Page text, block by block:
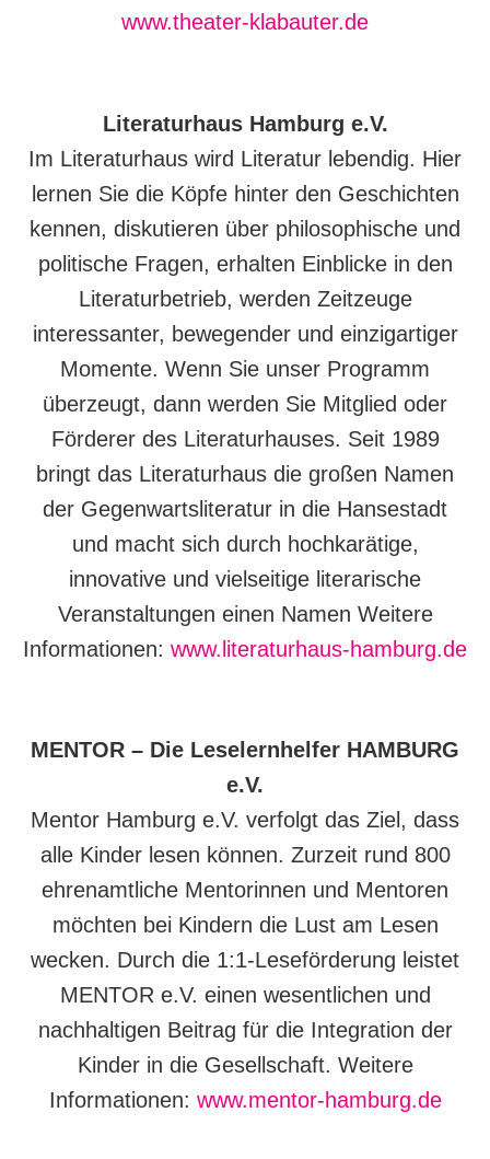
www.theater-klabauter.de
Literaturhaus Hamburg e.V.
Im Literaturhaus wird Literatur lebendig. Hier
lernen Sie die Köpfe hinter den Geschichten
kennen, diskutieren über philosophische und
politische Fragen, erhalten Einblicke in den
Literaturbetrieb, werden Zeitzeuge
interessanter, bewegender und einzigartiger
Momente. Wenn Sie unser Programm
überzeugt, dann werden Sie Mitglied oder
Förderer des Literaturhauses. Seit 1989
bringt das Literaturhaus die großen Namen
der Gegenwartsliteratur in die Hansestadt
und macht sich durch hochkarätige,
innovative und vielseitige literarische
Veranstaltungen einen Namen Weitere
Informationen: www.literaturhaus-hamburg.de
MENTOR – Die Leselernhelfer HAMBURG
e.V.
Mentor Hamburg e.V. verfolgt das Ziel, dass
alle Kinder lesen können. Zurzeit rund 800
ehrenamtliche Mentorinnen und Mentoren
möchten bei Kindern die Lust am Lesen
wecken. Durch die 1:1-Leseförderung leistet
MENTOR e.V. einen wesentlichen und
nachhaltigen Beitrag für die Integration der
Kinder in die Gesellschaft. Weitere
Informationen: www.mentor-hamburg.de